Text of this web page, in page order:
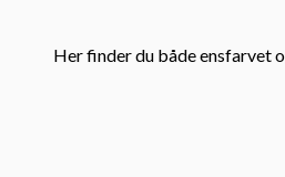
Her finder du både ensfarvet